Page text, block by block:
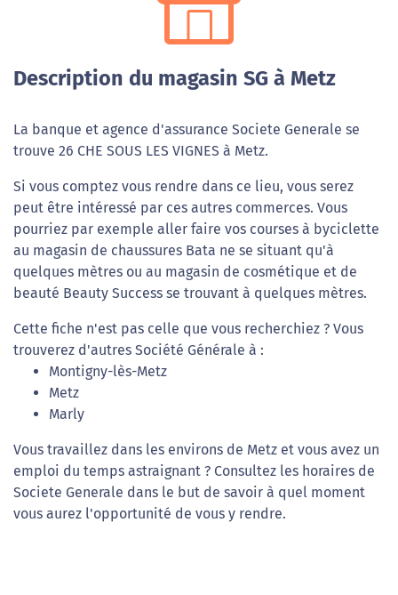
Description du magasin SG à Metz
La banque et agence d'assurance Societe Generale se
trouve 26 CHE SOUS LES VIGNES à Metz.
Si vous comptez vous rendre dans ce lieu, vous serez
peut être intéressé par ces autres commerces. Vous
pourriez par exemple aller faire vos courses à byciclette
au magasin de chaussures Bata ne se situant qu'à
quelques mètres ou au magasin de cosmétique et de
beauté Beauty Success se trouvant à quelques mètres.
Cette fiche n'est pas celle que vous recherchiez ? Vous
trouverez d'autres Société Générale à :
Montigny-lès-Metz
Metz
Marly
Vous travaillez dans les environs de Metz et vous avez un
emploi du temps astraignant ? Consultez les horaires de
Societe Generale dans le but de savoir à quel moment
vous aurez l'opportunité de vous y rendre.